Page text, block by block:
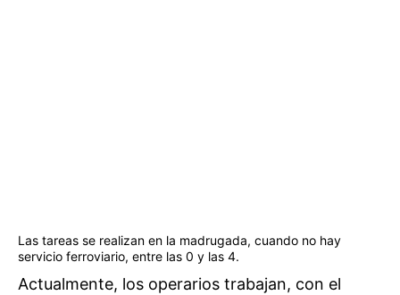
Las tareas se realizan en la madrugada, cuando no hay
servicio ferroviario, entre las 0 y las 4.
Actualmente, los operarios trabajan, con el